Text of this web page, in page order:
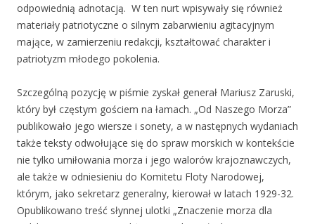
odpowiednią adnotacją. W ten nurt wpisywały się również
materiały patriotyczne o silnym zabarwieniu agitacyjnym
mające, w zamierzeniu redakcji, kształtować charakter i
patriotyzm młodego pokolenia.
Szczególną pozycję w piśmie zyskał generał Mariusz Zaruski,
który był częstym gościem na łamach. „Od Naszego Morza”
publikowało jego wiersze i sonety, a w następnych wydaniach
także teksty odwołujące się do spraw morskich w kontekście
nie tylko umiłowania morza i jego walorów krajoznawczych,
ale także w odniesieniu do Komitetu Floty Narodowej,
którym, jako sekretarz generalny, kierował w latach 1929-32.
Opublikowano treść słynnej ulotki „Znaczenie morza dla